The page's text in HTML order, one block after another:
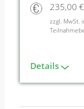
235,00
zzgl. MwSt.
Details